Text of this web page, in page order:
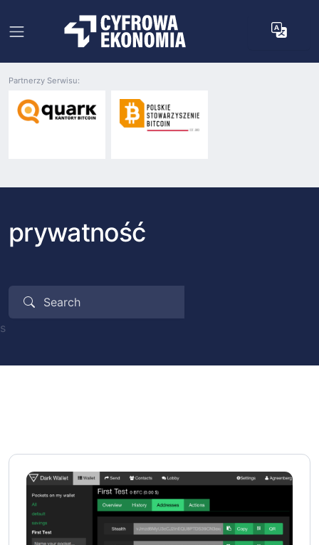
Partnerzy Serwisu:
prywatność
s